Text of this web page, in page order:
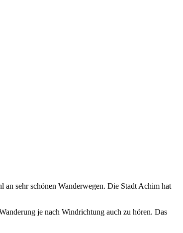
sehr schönen Wanderwegen. Die Stadt Achim hat
je nach Windrichtung auch zu hören. Das